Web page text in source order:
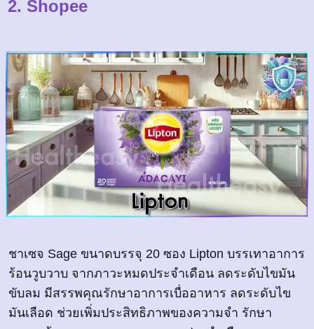
2. Shopee
ชาเซจ Sage ขนาดบรรจุ 20 ซอง Lipton บรรเทาอาการ
ร้อนวูบวาบ จากภาวะหมดประจำเดือน ลดระดับไขมัน
ขับลม มีสรรพคุณรักษาอาการเบื่ออาหาร ลดระดับไข
มันเลือด ช่วยเพิ่มประสิทธิภาพของความจำ รักษา